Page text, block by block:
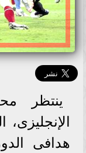
ينتظر
هدافى